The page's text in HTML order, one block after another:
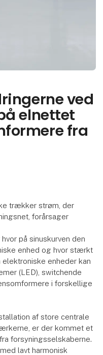
ved
elnettet
fra
trækker strøm, der
forårsager
på sinuskurven den
enhed og hvor stærkt
enheder kan
(LED), switchende
i forskellige
af store centrale
er der kommet et
forsyningsselskaberne.
lavt harmonisk